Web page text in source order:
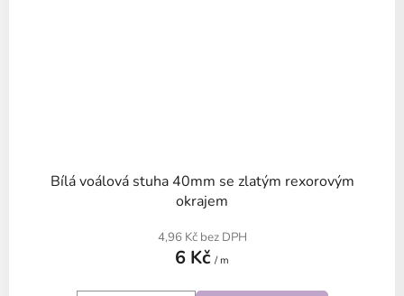
Bílá voálová stuha 40mm se zlatým rexorovým
okrajem
4,96 Kč bez DPH
6 Kč / m